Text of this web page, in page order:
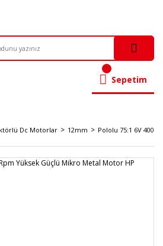
Sepetim
Dc Motorlar 12mm Pololu 75:1 6V 400